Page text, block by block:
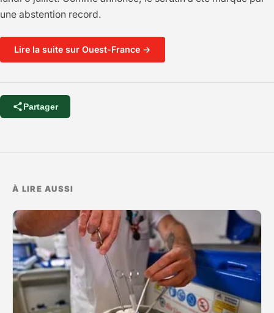
une abstention record.
Lire la suite sur Ouest-France →
Partager
À LIRE AUSSI